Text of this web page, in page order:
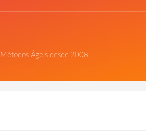
Ágeis desde 2008.